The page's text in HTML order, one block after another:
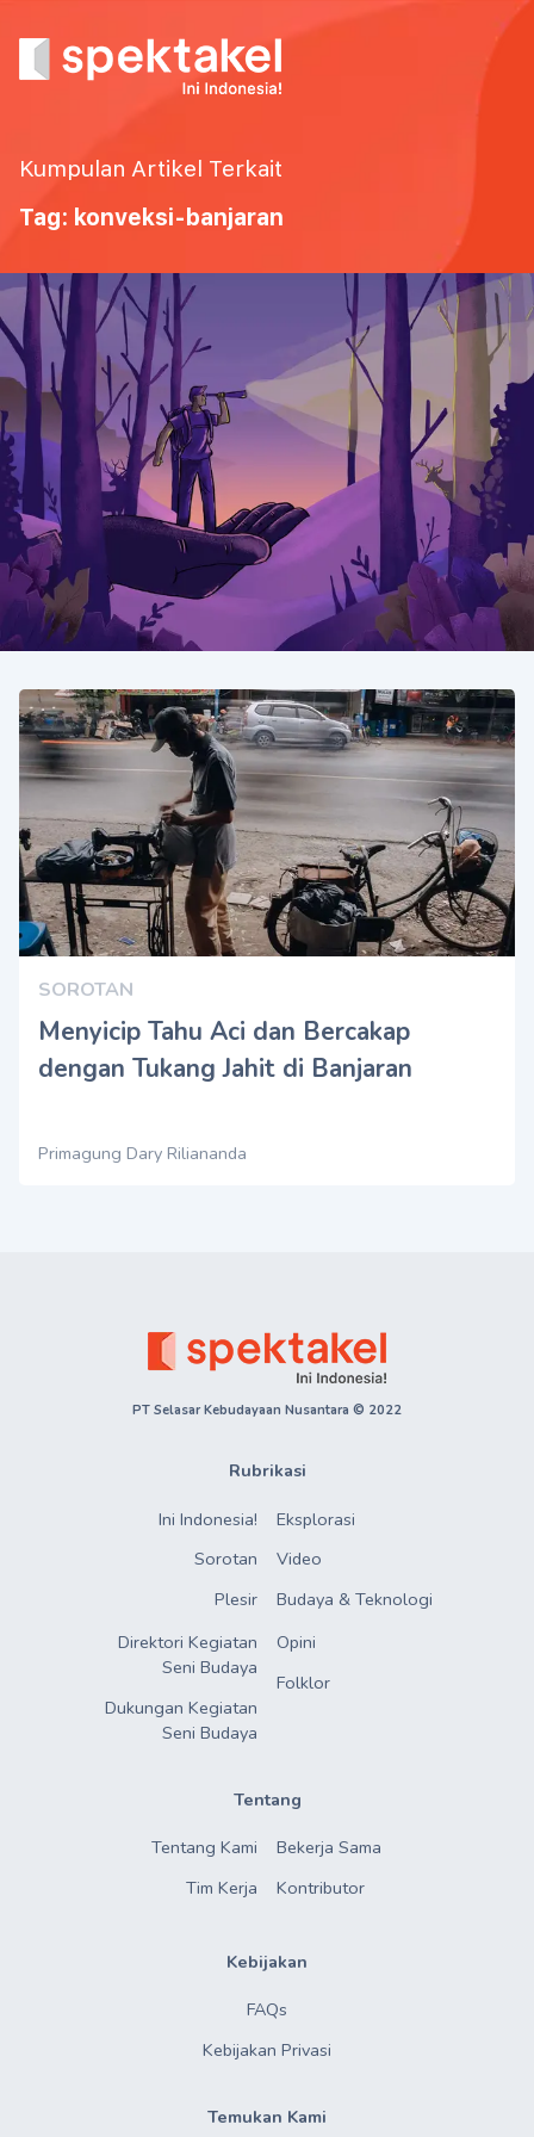
Kumpulan Artikel Terkait
Tag: konveksi-banjaran
SOROTAN
Menyicip Tahu Aci dan Bercakap
dengan Tukang Jahit di Banjaran
Primagung Dary Riliananda
PT Selasar Kebudayaan Nusantara © 2022
Rubrikasi
Ini Indonesia!
Sorotan
Plesir
Direktori Kegiatan
Seni Budaya
Dukungan Kegiatan
Seni Budaya
Eksplorasi
Video
Budaya & Teknologi
Opini
Folklor
Tentang
Tentang Kami
Tim Kerja
Bekerja Sama
Kontributor
Kebijakan
FAQs
Kebijakan Privasi
Temukan Kami